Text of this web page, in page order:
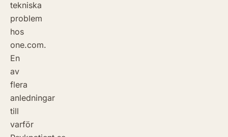
tekniska
problem
hos
one.com.
En
av
flera
anledningar
till
varför